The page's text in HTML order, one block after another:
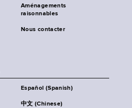
Aménagements
raisonnables
Nous contacter
Español (Spanish)
中文 (Chinese)